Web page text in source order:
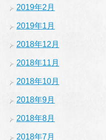
2019年2月
2019年1月
2018年12月
2018年11月
2018年10月
2018年9月
2018年8月
2018年7月